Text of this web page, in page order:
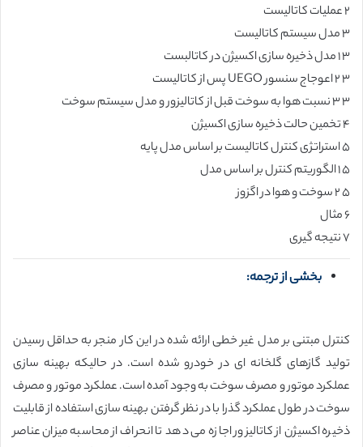
۲ عملیات کاتالیست
۳ مدل سیستم کاتالیست
۳ ۱ مدل ذخیره سازی اکسیژن در کاتالبست
۳ ۲ اعوجاج سنسور UEGO پس از کاتالیست
۳ ۳ نسبت هوا به سوخت قبل از کاتالیزور و مدل سیستم سوخت
۴ تخمین حالت ذخیره سازی اکسیژن
۵ استراتژی کنترل کاتالیست بر اساس مدل پایه
۵ ۱ الگوریتم کنترل بر اساس مدل
۵ ۲ سوخت و هوا در اگزوز
۶ مثال
۷ نتیجه گیری
بخشی از ترجمه:
کنترل مبتنی بر مدل غیر خطی ارائه شده در این کار منجر به حداقل رسیدن
تولید گازهای گلخانه ای در خودرو شده است. در حالیکه بهینه سازی
عملکرد موتور و مصرف سوخت به وجود آمده است. عملکرد موتور و مصرف
سوخت در طول عملکرد گذرا با در نظر گرفتن بهینه سازی استفاده از قابلیت
ذخیره اکسیژن از كاتاليزور اجازه می دهد تا انحراف از محاسبه میزان عناصر